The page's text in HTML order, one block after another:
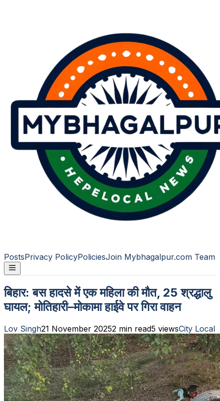
PostsPrivacy PolicyPoliciesJoin Mybhagalpur.com Team
बिहार: बस हादसे में एक महिला की मौत, 25 श्रद्धालु
घायल; मोतिहारी–मोकामा हाईवे पर गिरा वाहन
Lov Singh21 November 20252 min read5 viewsCity Local